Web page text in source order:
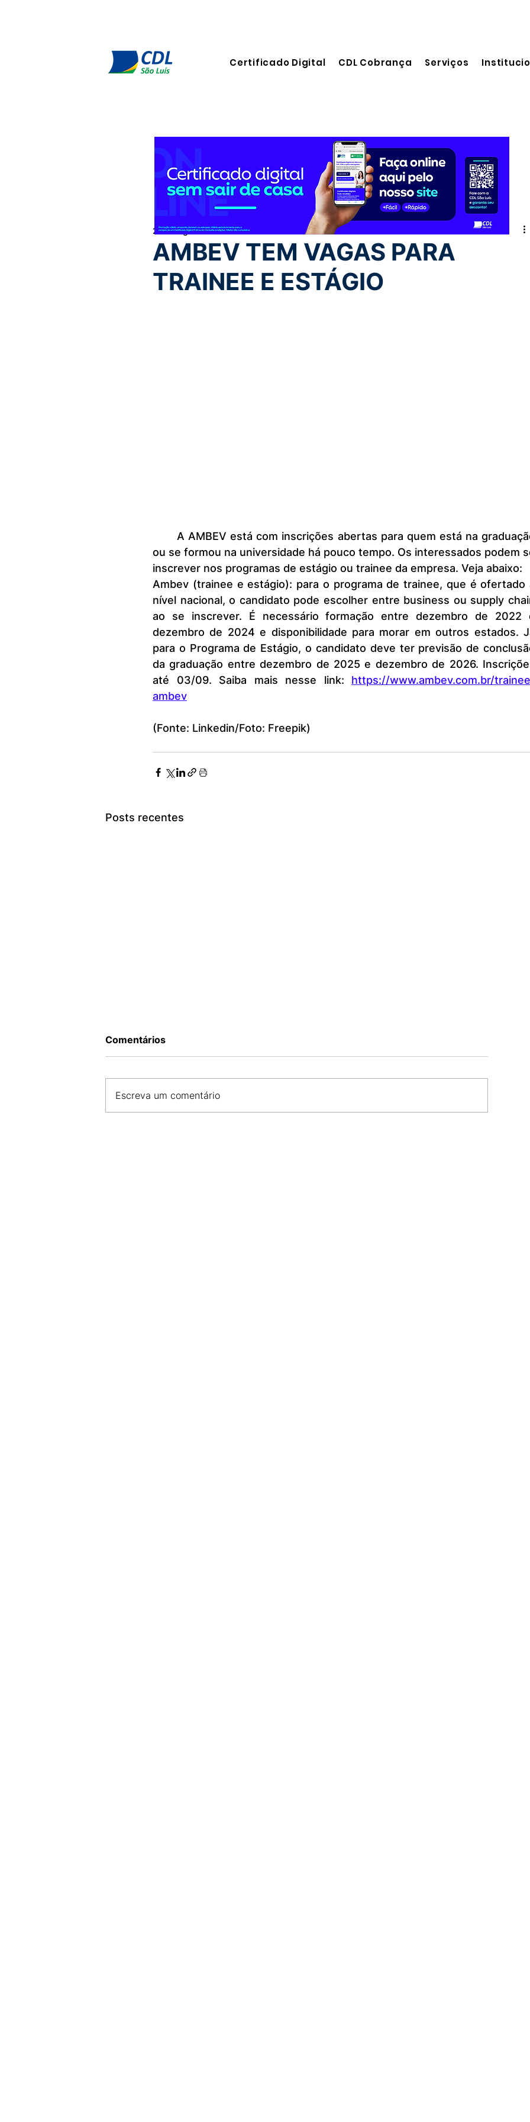
Certificado Digital CDL Cobrança Serviços
AMBEV TEM VAGAS PARA
TRAINEE E ESTÁGIO
26 de ago. de 2024 1 min de leitura
ou se formou na universidade há pouco tempo. Os interessados podem
inscrever nos programas de estágio ou trainee da empresa. Veja abaixo:
Ambev (trainee e estágio): para o programa de trainee, que é ofertado
nível nacional, o candidato pode escolher entre business ou supply
ao se inscrever. É necessário formação entre dezembro de 2022
dezembro de 2024 e disponibilidade para morar em outros estados.
para o Programa de Estágio, o candidato deve ter previsão de
da graduação entre dezembro de 2025 e dezembro de 2026.
até 03/09. Saiba mais nesse link: https://www.ambev.com.br/
ambev
(Fonte: Linkedin/Foto: Freepik)
Posts recentes
Comentários
Escreva um comentário